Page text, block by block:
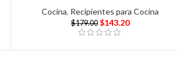
Cocina, Recipientes para Cocina
$179.00 $143.20